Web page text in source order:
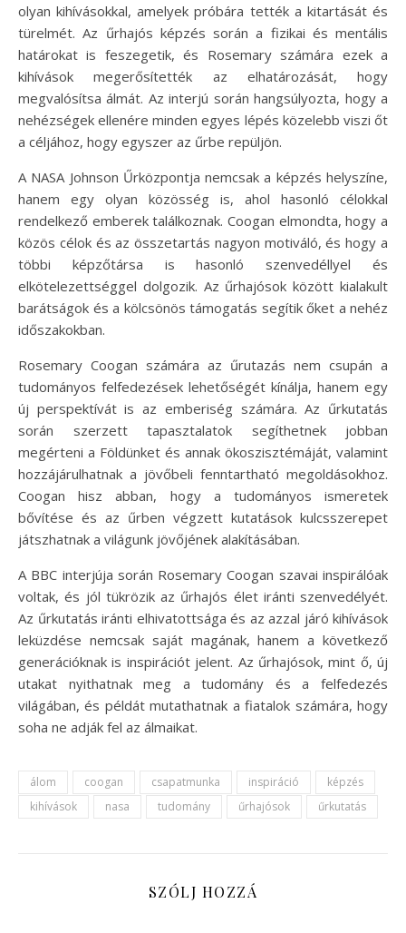
olyan kihívásokkal, amelyek próbára tették a kitartását és
türelmét. Az űrhajós képzés során a fizikai és mentális
határokat is feszegetik, és Rosemary számára ezek a
kihívások megerősítették az elhatározását, hogy
megvalósítsa álmát. Az interjú során hangsúlyozta, hogy a
nehézségek ellenére minden egyes lépés közelebb viszi őt
a céljához, hogy egyszer az űrbe repüljön.
A NASA Johnson Űrközpontja nemcsak a képzés helyszíne,
hanem egy olyan közösség is, ahol hasonló célokkal
rendelkező emberek találkoznak. Coogan elmondta, hogy a
közös célok és az összetartás nagyon motiváló, és hogy a
többi képzőtársa is hasonló szenvedéllyel és
elkötelezettséggel dolgozik. Az űrhajósok között kialakult
barátságok és a kölcsönös támogatás segítik őket a nehéz
időszakokban.
Rosemary Coogan számára az űrutazás nem csupán a
tudományos felfedezések lehetőségét kínálja, hanem egy
új perspektívát is az emberiség számára. Az űrkutatás
során szerzett tapasztalatok segíthetnek jobban
megérteni a Földünket és annak ökoszisztémáját, valamint
hozzájárulhatnak a jövőbeli fenntartható megoldásokhoz.
Coogan hisz abban, hogy a tudományos ismeretek
bővítése és az űrben végzett kutatások kulcsszerepet
játszhatnak a világunk jövőjének alakításában.
A BBC interjúja során Rosemary Coogan szavai inspirálóak
voltak, és jól tükrözik az űrhajós élet iránti szenvedélyét.
Az űrkutatás iránti elhivatottsága és az azzal járó kihívások
leküzdése nemcsak saját magának, hanem a következő
generációknak is inspirációt jelent. Az űrhajósok, mint ő, új
utakat nyithatnak meg a tudomány és a felfedezés
világában, és példát mutathatnak a fiatalok számára, hogy
soha ne adják fel az álmaikat.
álom coogan csapatmunka inspiráció
képzés
kihívások
nasa tudomány űrhajósok űrkutatás
SZÓLJ HOZZÁ